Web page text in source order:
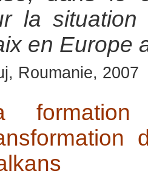
la
en Europe
Roumanie, 2007